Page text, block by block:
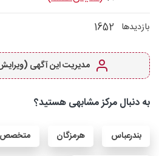
بازدیدها 1652
مدیریت این آگهی
به دنبال مرکز مشابهی هستید؟
بندرعباس هرمزگان متخصص